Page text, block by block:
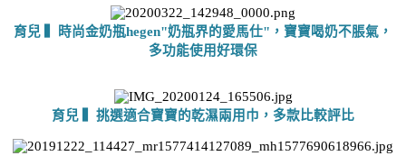
育兒 ▍時尚金奶瓶hegen"奶瓶界的愛馬仕"，寶寶喝奶不脹氣，
多功能使用好環保
育兒 ▍挑選適合寶寶的乾濕兩用巾，多款比較評比